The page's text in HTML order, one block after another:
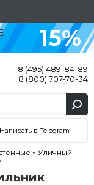
15%
8 (495) 489-84-89
8 (800) 707-70-34
Написать в Telegram
» Уличный